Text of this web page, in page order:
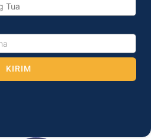
KIRIM